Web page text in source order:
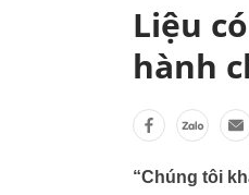
Liệu
hành
“Chúng tôi